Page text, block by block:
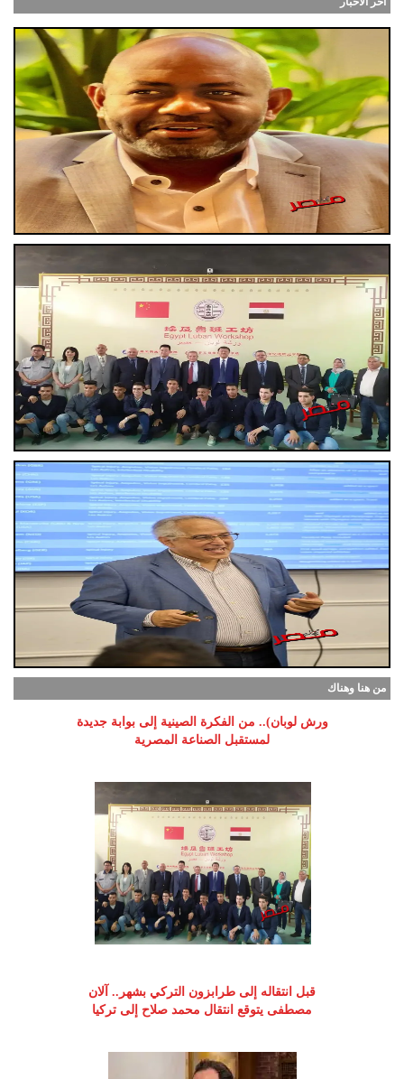
من هنا وهناك
ورش لوبان).. من الفكرة الصينية إلى بوابة جديدة
لمستقبل الصناعة المصرية
قبل انتقاله إلى طرابزون التركي بشهر.. آلان
مصطفى يتوقع انتقال محمد صلاح إلى تركيا